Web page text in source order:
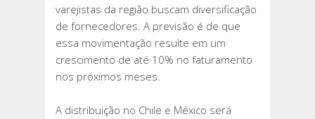
varejistas da região buscam diversificação
de fornecedores. A previsão é de que
essa movimentação resulte em um
crescimento de até 10% no faturamento
nos próximos meses.
A distribuição no Chile e México será